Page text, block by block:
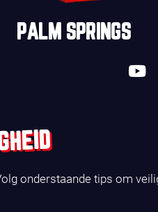
PALM SPRINGS
onderstaande tips om